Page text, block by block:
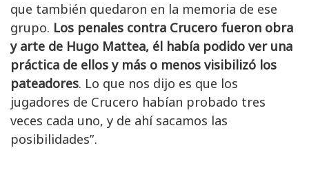
que también quedaron en la memoria de ese
grupo. Los penales contra Crucero fueron obra
y arte de Hugo Mattea, él había podido ver una
práctica de ellos y más o menos visibilizó los
pateadores. Lo que nos dijo es que los
jugadores de Crucero habían probado tres
veces cada uno, y de ahí sacamos las
posibilidades”.